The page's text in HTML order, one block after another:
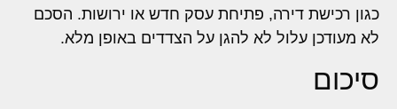
כגון רכישת דירה, פתיחת עסק חדש או ירושות. הסכם
לא מעודכן עלול לא להגן על הצדדים באופן מלא.
סיכום